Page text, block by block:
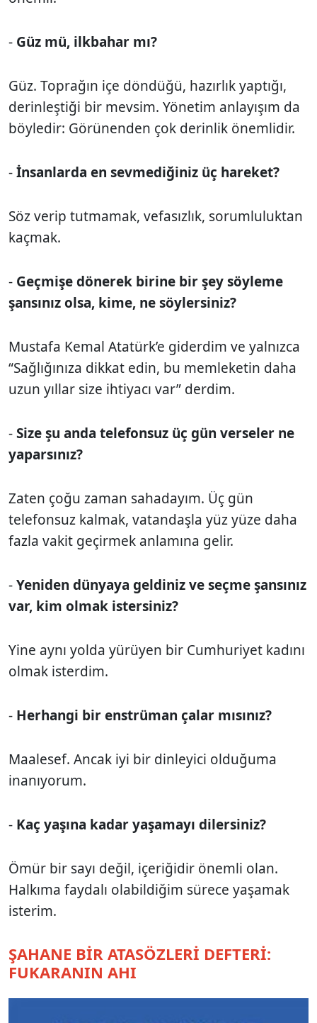
- Güz mü, ilkbahar mı?
Güz. Toprağın içe döndüğü, hazırlık yaptığı,
derinleştiği bir mevsim. Yönetim anlayışım da
böyledir: Görünenden çok derinlik önemlidir.
-İnsanlarda en sevmediğiniz üç hareket?
Söz verip tutmamak, vefasızlık, sorumluluktan
kaçmak.
- Geçmişe dönerek birine bir şey söyleme
şansınız olsa, kime, ne söylersiniz?
Mustafa Kemal Atatürk’e giderdim ve yalnızca
“Sağlığınıza dikkat edin, bu memleketin daha
uzun yıllar size ihtiyacı var” derdim.
-Size şu anda telefonsuz üç gün verseler ne
yaparsınız?
Zaten çoğu zaman sahadayım. Üç gün
telefonsuz kalmak, vatandaşla yüz yüze daha
fazla vakit geçirmek anlamına gelir.
-Yeniden dünyaya geldiniz ve seçme şansınız
var, kim olmak istersiniz?
Yine aynı yolda yürüyen bir Cumhuriyet kadını
olmak isterdim.
- Herhangi bir enstrüman çalar mısınız?
Maalesef. Ancak iyi bir dinleyici olduğuma
inanıyorum.
- Kaç yaşına kadar yaşamayı dilersiniz?
Ömür bir sayı değil, içeriğidir önemli olan.
Halkıma faydalı olabildiğim sürece yaşamak
isterim.
ŞAHANE BİR ATASÖZLERİ DEFTERİ:
FUKARANIN AHI